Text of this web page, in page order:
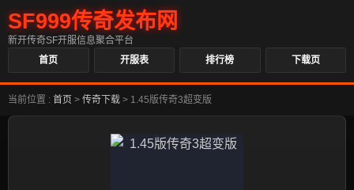
SF999传奇发布网
新开传奇SF开服信息聚合平台
首页
开服表 排行榜 下载页
当前位置 : 首页 > 传奇下载 > 1.45版传奇3超变版